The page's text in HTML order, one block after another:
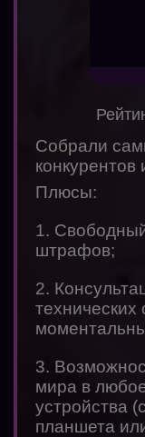
Собрали
Плюсы:
1.
штрафов;
2.
технических
3.
мира в
устройства
планшета